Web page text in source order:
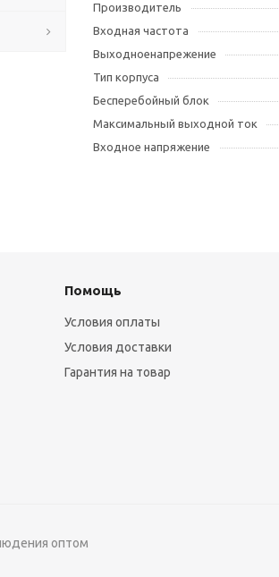
Производитель
Входная частота
Выходноенапрежение
Тип корпуса
Бесперебойный блок
Максимальный выходной ток
Входное напряжение
Помощь
Условия оплаты
Условия доставки
Гарантия на товар
оптом